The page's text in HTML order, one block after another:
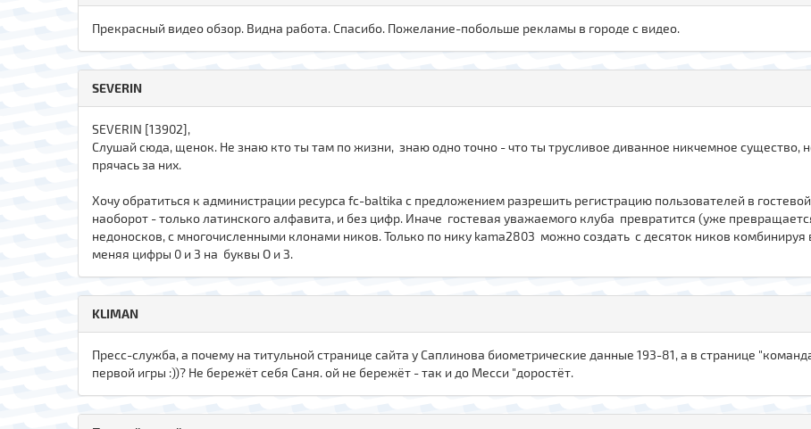
Прекрасный видео обзор. Видна работа. Спасибо. Пожелание-побольше рекламы в городе с видео.
SEVERIN
SЕVERIN [13902],
Слушай сюда, щенок. Не знаю кто ты там по жизни, знаю одно точно - что ты трусливое диванное никчемное существо,
прячась за них.
Хочу обратиться к администрации ресурса fc-baltika с предложением разрешить регистрацию пользователей в
наоборот - только латинского алфавита, и без цифр. Иначе гостевая уважаемого клуба превратится (уже
недоносков, с многочисленными клонами ников. Только по нику kama2803 можно создать с десяток ников комбинируя
меняя цифры 0 и 3 на буквы О и З.
KLIMAN
Пресс-служба, а почему на титульной странице сайта у Саплинова биометрические данные 193-81, а в странице
первой игры :))? Не бережёт себя Саня. ой не бережёт - так и до Месси "доростёт.